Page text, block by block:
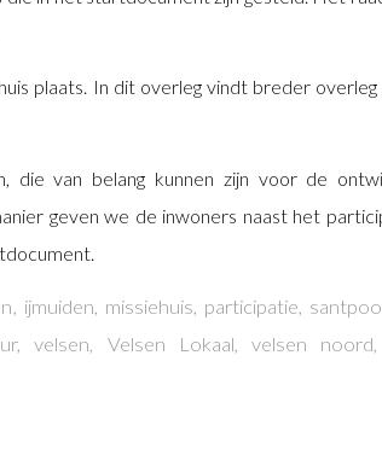
plaats. In dit overleg vindt breder
van belang kunnen zijn voor de
geven we de inwoners naast het
, ijmuiden, missiehuis, participatie,
,velsen, Velsen Lokaal, velsen noord,